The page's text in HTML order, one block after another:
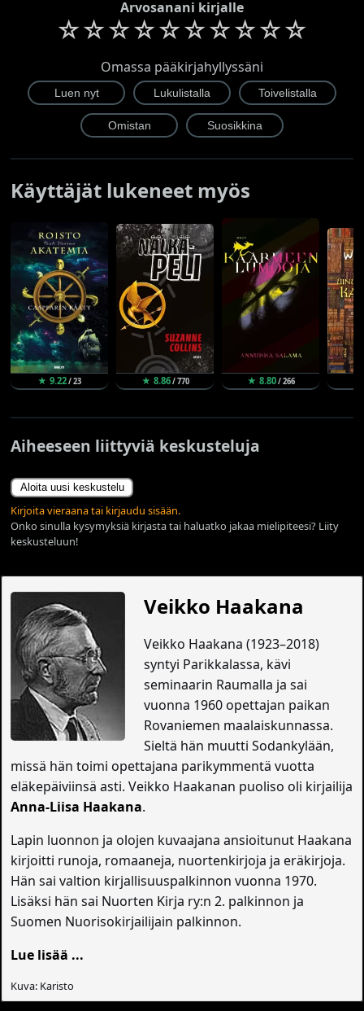
Arvosanani kirjalle
☆☆☆☆☆☆☆☆☆☆
Omassa pääkirjahyllyssäni
Käyttäjät lukeneet myös
★ 9.22/ 23 ★ 8.86/ 770 ★ 8.80/ 266
Aiheeseen liittyviä keskusteluja
Aloita uusi keskustelu
Kirjoita vieraana tai kirjaudu sisään.
Onko sinulla kysymyksiä kirjasta tai haluatko jakaa mielipiteesi? Liity
keskusteluun!
Veikko Haakana
Veikko Haakana (1923–2018)
syntyi Parikkalassa, kävi
seminaarin Raumalla ja sai
vuonna 1960 opettajan paikan
Rovaniemen maalaiskunnassa.
Sieltä hän muutti Sodankylään,
missä hän toimi opettajana parikymmentä vuotta
eläkepäiviinsä asti. Veikko Haakanan puoliso oli kirjailija
Anna-Liisa Haakana.
Lapin luonnon ja olojen kuvaajana ansioitunut Haakana
kirjoitti runoja, romaaneja, nuortenkirjoja ja eräkirjoja.
Hän sai valtion kirjallisuuspalkinnon vuonna 1970.
Lisäksi hän sai Nuorten Kirja ry:n 2. palkinnon ja
Suomen Nuorisokirjailijain palkinnon.
Lue lisää ...
Kuva: Karisto